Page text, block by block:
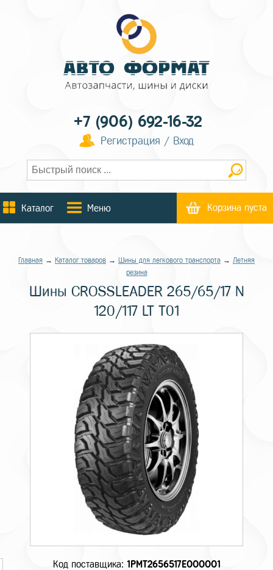
+7 (906) 692-16-32
Регистрация / Вход
Каталог Меню Корзина пуста
Главная → Каталог товаров → Шины для легкового транспорта → Летняя
резина
Шины CROSSLEADER 265/65/17 N
120/117 LT T01
Код поставщика: 1PMT2656517E000001